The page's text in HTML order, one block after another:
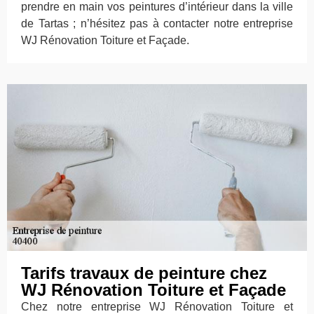
prendre en main vos peintures d’intérieur dans la ville
de Tartas ; n’hésitez pas à contacter notre entreprise
WJ Rénovation Toiture et Façade.
Tarifs travaux de peinture chez
WJ Rénovation Toiture et Façade
Chez notre entreprise WJ Rénovation Toiture et